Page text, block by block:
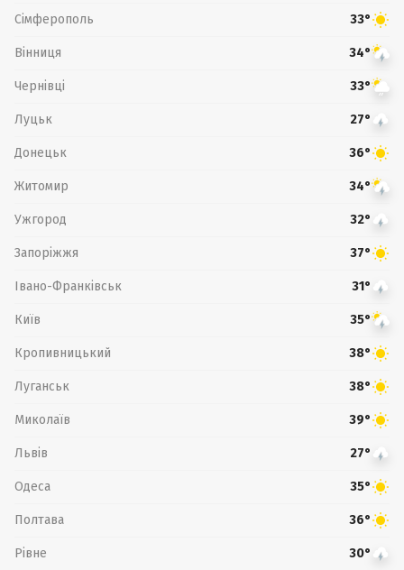
Сімферополь 33°
Вінниця 34°
Чернівці 33°
Луцьк 27°
Донецьк 36°
Житомир 34°
Ужгород 32°
Запоріжжя 37°
Івано-Франківськ 31°
Київ 35°
Кропивницький 38°
Луганськ 38°
Миколаїв 39°
Львів 27°
Одеса 35°
Полтава 36°
Рівне 30°